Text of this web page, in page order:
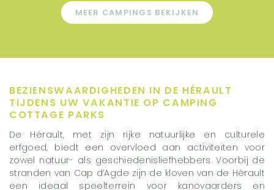
MEER CAMPINGS BEKIJKEN
BEZIENSWAARDIGHEDEN IN DE HÉRAULT
TIJDENS UW VAKANTIE OP CAMPING
COTTAGE PARKS
De Hérault, met zijn rijke natuurlijke en culturele
erfgoed, biedt een overvloed aan activiteiten voor
zowel natuur- als geschiedenisliefhebbers. Voorbij de
stranden van Cap d’Agde zijn de kloven van de Hérault
een ideaal speelterrein voor kanovaarders en